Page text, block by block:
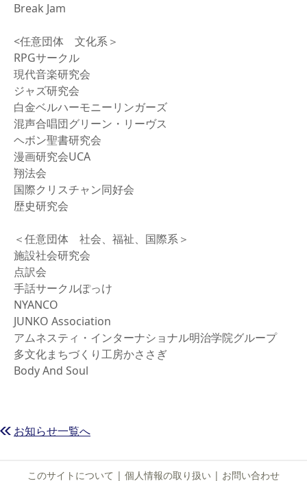
Break Jam
<任意団体 文化系＞
RPGサークル
現代音楽研究会
ジャズ研究会
白金ベルハーモニーリンガーズ
混声合唱団グリーン・リーヴス
ヘボン聖書研究会
漫画研究会UCA
翔法会
国際クリスチャン同好会
歴史研究会
＜任意団体 社会、福祉、国際系＞
施設社会研究会
点訳会
手話サークルぽっけ
NYANCO
JUNKO Association
アムネスティ・インターナショナル明治学院グループ
多文化まちづくり工房かささぎ
Body And Soul
お知らせ一覧へ
このサイトについて | 個人情報の取り扱い | お問い合わせ